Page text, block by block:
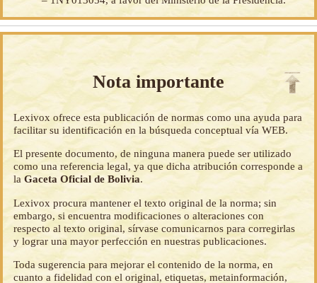
Nota importante
Lexivox ofrece esta publicación de normas como una ayuda para
facilitar su identificación en la búsqueda conceptual vía WEB.
El presente documento, de ninguna manera puede ser utilizado
como una referencia legal, ya que dicha atribución corresponde a
laGaceta Oficial de Bolivia.
Lexivox procura mantener el texto original de la norma; sin
embargo, si encuentra modificaciones o alteraciones con
respecto al texto original, sírvase comunicarnos para corregirlas
y lograr una mayor perfección en nuestras publicaciones.
Toda sugerencia para mejorar el contenido de la norma, en
cuanto a fidelidad con el original, etiquetas, metainformación,